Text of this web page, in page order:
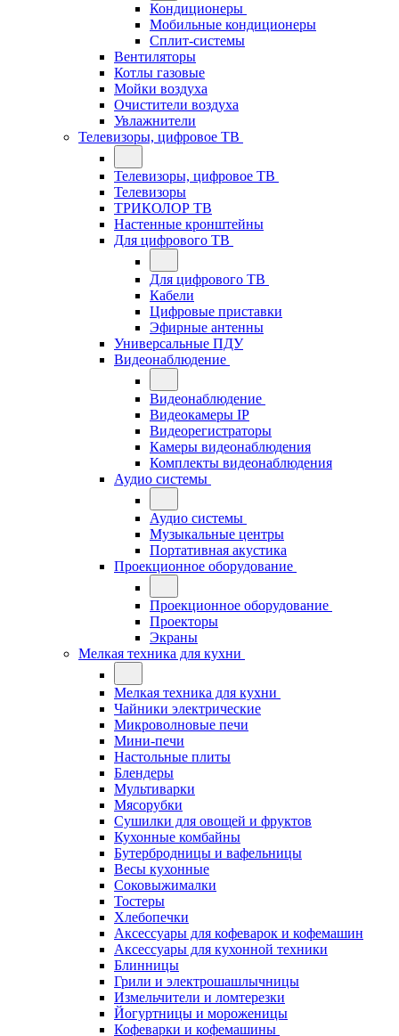
Кондиционеры
Мобильные кондиционеры
Сплит-системы
Вентиляторы
Котлы газовые
Мойки воздуха
Очистители воздуха
Увлажнители
Телевизоры, цифровое ТВ
Телевизоры, цифровое ТВ
Телевизоры
ТРИКОЛОР ТВ
Настенные кронштейны
Для цифрового ТВ
Для цифрового ТВ
Кабели
Цифровые приставки
Эфирные антенны
Универсальные ПДУ
Видеонаблюдение
Видеонаблюдение
Видеокамеры IP
Видеорегистраторы
Камеры видеонаблюдения
Комплекты видеонаблюдения
Аудио системы
Аудио системы
Музыкальные центры
Портативная акустика
Проекционное оборудование
Проекционное оборудование
Проекторы
Экраны
Мелкая техника для кухни
Мелкая техника для кухни
Чайники электрические
Микроволновые печи
Мини-печи
Настольные плиты
Блендеры
Мультиварки
Мясорубки
Сушилки для овощей и фруктов
Кухонные комбайны
Бутербродницы и вафельницы
Весы кухонные
Соковыжималки
Тостеры
Хлебопечки
Аксессуары для кофеварок и кофемашин
Аксессуары для кухонной техники
Блинницы
Грили и электрошашлычницы
Измельчители и ломтерезки
Йогуртницы и мороженицы
Кофеварки и кофемашины